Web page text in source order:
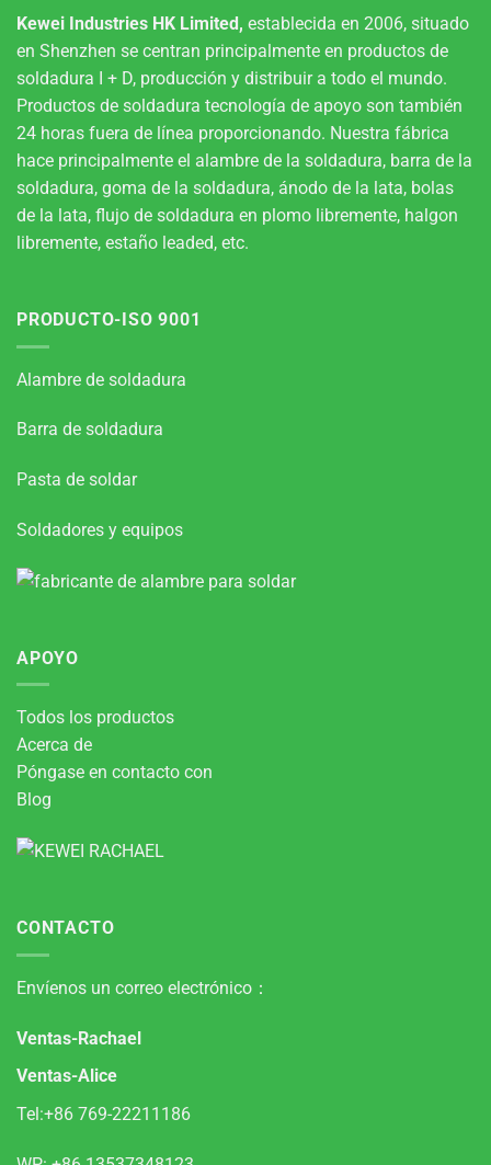
Kewei Industries HK Limited, establecida en 2006, situado
en Shenzhen se centran principalmente en productos de
soldadura I + D, producción y distribuir a todo el mundo.
Productos de soldadura tecnología de apoyo son también
24 horas fuera de línea proporcionando. Nuestra fábrica
hace principalmente el alambre de la soldadura, barra de la
soldadura, goma de la soldadura, ánodo de la lata, bolas
de la lata, flujo de soldadura en plomo libremente, halgon
libremente, estaño leaded, etc.
PRODUCTO-ISO 9001
Alambre de soldadura
Barra de soldadura
Pasta de soldar
Soldadores y equipos
APOYO
Todos los productos
Acerca de
Póngase en contacto con
Blog
CONTACTO
Envíenos un correo electrónico：
Ventas-Rachael
Ventas-Alice
Tel:+86 769-22211186